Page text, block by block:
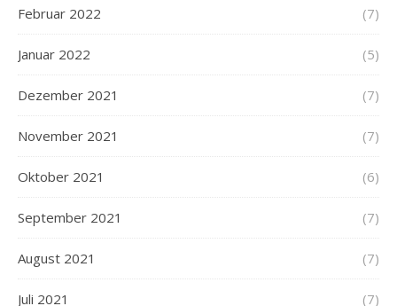
Februar 2022 (7)
Januar 2022 (5)
Dezember 2021 (7)
November 2021 (7)
Oktober 2021 (6)
September 2021 (7)
August 2021 (7)
Juli 2021 (7)